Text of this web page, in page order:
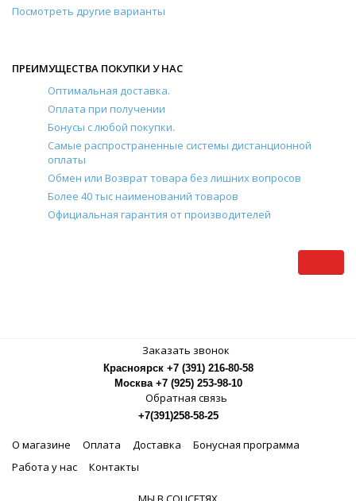
Посмотреть другие варианты
ПРЕИМУЩЕСТВА ПОКУПКИ У НАС
Оптимальная доставка.
Оплата при получении
Бонусы с любой покупки.
Самые распространенные системы дистанционной
оплаты
Обмен или Возврат товара без лишних вопросов
Более 40 тыс наименований товаров
Официальная гарантия от производителей
Заказать звонок
Красноярск +7 (391) 216-80-58
Москва +7 (925) 253-98-10
Обратная связь
+7(391)258-58-25
О магазине Оплата Доставка
Бонусная программа
Работа у нас
Контакты